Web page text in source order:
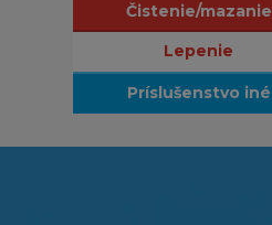
čistenie/mazanie
lepenie
príslušenstvo iné